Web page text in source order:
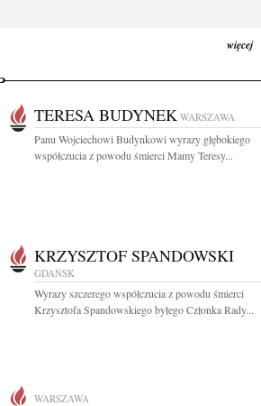
więcej
TERESA BUDYNEK WARSZAWA
Panu Wojciechowi Budynkowi wyrazy głębokiego
współczucia z powodu śmierci Mamy Teresy...
KRZYSZTOF SPANDOWSKI
GDAŃSK
Wyrazy szczerego współczucia z powodu śmierci
Krzysztofa Spandowskiego byłego Członka Rady...
WARSZAWA